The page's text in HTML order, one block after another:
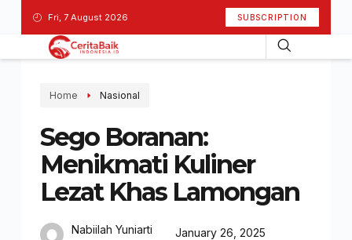
Fri, 7 August 2026 SUBSCRIPTION
Home Nasional
Sego Boranan:
Menikmati Kuliner
Lezat Khas Lamongan
Nabiilah Yuniarti January 26, 2025